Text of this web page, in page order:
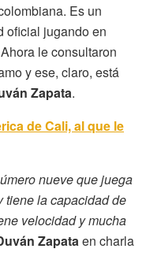
Es un
oficial jugando en
le consultaron
y ese, claro, está
Zapata.
de Cali, al que le
nueve que juega
tiene la capacidad de
velocidad y mucha
Zapataen charla